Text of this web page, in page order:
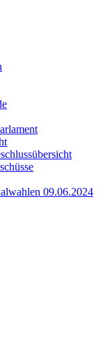
09.06.2024